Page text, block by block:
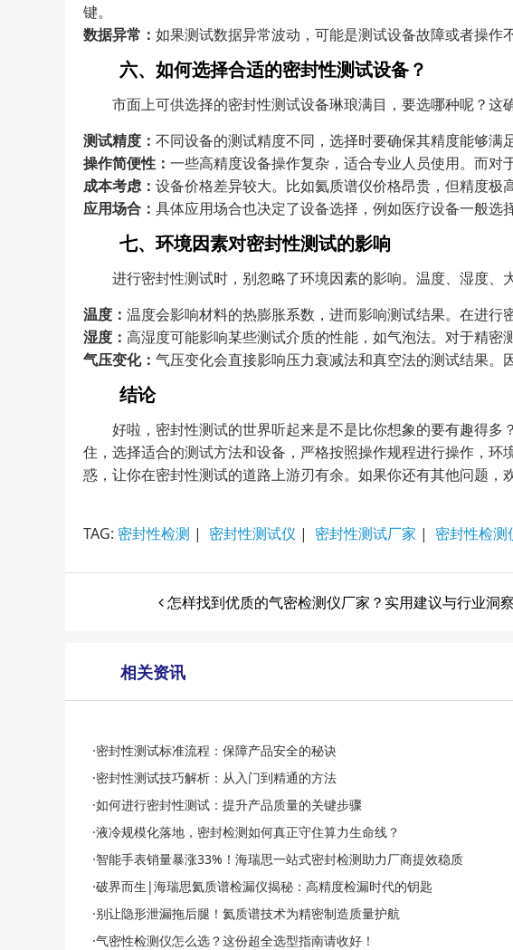
键。
数据异常： 如果测试数据异常波动，可能是测试设备故障或者操作
六、如何选择合适的密封性测试设备？
市面上可供选择的密封性测试设备琳琅满目，要选哪种呢？这
测试精度： 不同设备的测试精度不同，选择时要确保其精度能够满
操作简便性： 一些高精度设备操作复杂，适合专业人员使用。而对
成本考虑： 设备价格差异较大。比如氦质谱仪价格昂贵，但精度极
应用场合： 具体应用场合也决定了设备选择，例如医疗设备一般选
七、环境因素对密封性测试的影响
进行密封性测试时，别忽略了环境因素的影响。温度、湿度、
温度： 温度会影响材料的热膨胀系数，进而影响测试结果。在进行
湿度： 高湿度可能影响某些测试介质的性能，如气泡法。对于精密
气压变化： 气压变化会直接影响压力衰减法和真空法的测试结果。
结论
好啦，密封性测试的世界听起来是不是比你想象的要有趣得
住，选择适合的测试方法和设备，严格按照操作规程进行操作，
惑，让你在密封性测试的道路上游刃有余。如果你还有其他问题，
TAG: 密封性检测 | 密封性测试仪 | 密封性测试厂家 | 密封性检测
怎样找到优质的气密检测仪厂家？实用建议与行业洞察
相关资讯
·密封性测试标准流程：保障产品安全的秘诀
·密封性测试技巧解析：从入门到精通的方法
·如何进行密封性测试：提升产品质量的关键步骤
·液冷规模化落地，密封检测如何真正守住算力生命线？
·智能手表销量暴涨33%！海瑞思一站式密封检测助力厂商提效稳质
·破界而生|海瑞思氦质谱检漏仪揭秘：高精度检漏时代的钥匙
·别让隐形泄漏拖后腿！氦质谱技术为精密制造质量护航
·气密性检测仪怎么选？这份超全选型指南请收好！